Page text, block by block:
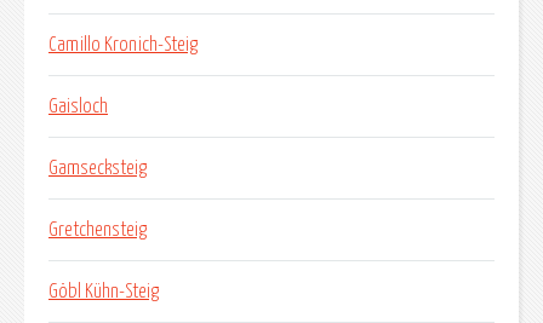
Camillo Kronich-Steig
Gaisloch
Gamsecksteig
Gretchensteig
Göbl Kühn-Steig